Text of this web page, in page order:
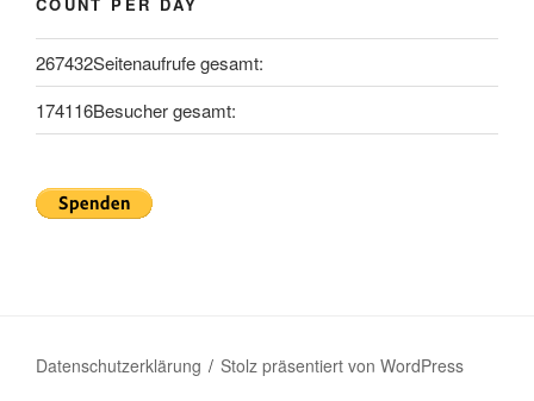
267432Seitenaufrufe gesamt:
174116Besucher gesamt:
Datenschutzerklärung Stolz präsentiert von WordPress